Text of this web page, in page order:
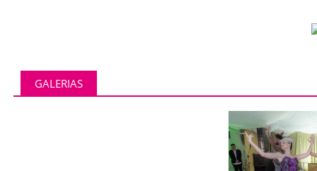
GALERIAS